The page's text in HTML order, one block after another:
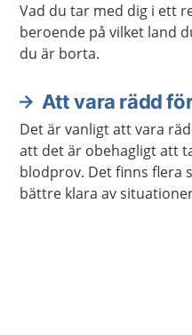
Vad du tar med dig i ett
beroende på vilket land
du är borta.
Att vara rädd
Det är vanligt att vara
att det är obehagligt att
blodprov. Det finns flera
bättre klara av